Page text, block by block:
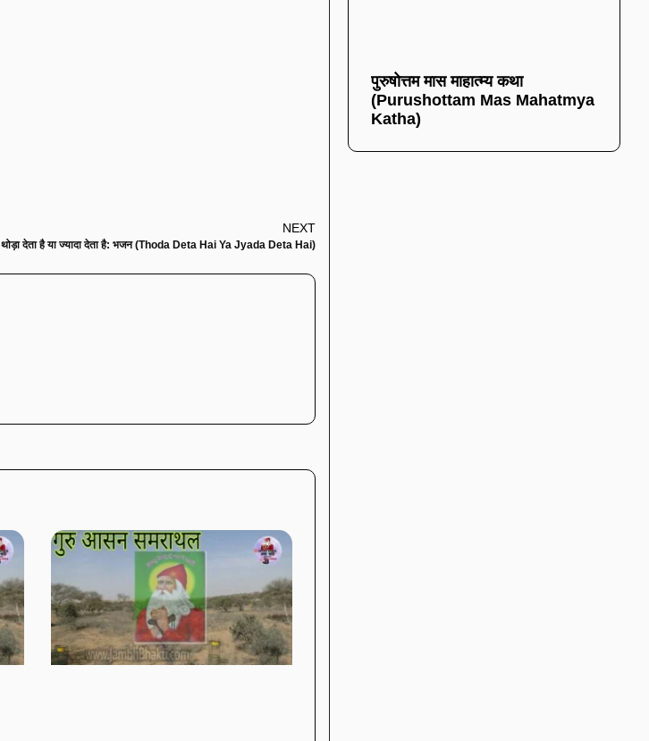
NEXT
थोड़ा देता है या ज्यादा देता है: भजन (Thoda Deta Hai Ya Jyada Deta Hai)
पुरुषोत्तम मास माहात्म्य कथा
(Purushottam Mas Mahatmya
Katha)